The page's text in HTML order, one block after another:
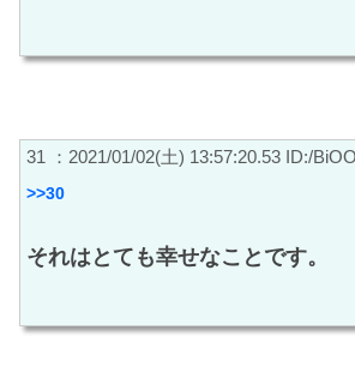
31 ：2021/01/02(土) 13:57:20.53 ID:/
>>30
それはとても幸せなことです。